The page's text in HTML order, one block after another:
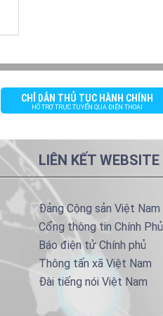
CHỈ DẪN THỦ TỤC HÀNH CHÍNH
HỖ TRỢ TRỰC TUYẾN QUA ĐIỆN THOẠI
LIÊN KẾT WEBSITE
Đảng Cộng sản Việt Nam
Cổng thông tin Chính Phủ
Báo điện tử Chính phủ
Thông tấn xã Việt Nam
Đài tiếng nói Việt Nam